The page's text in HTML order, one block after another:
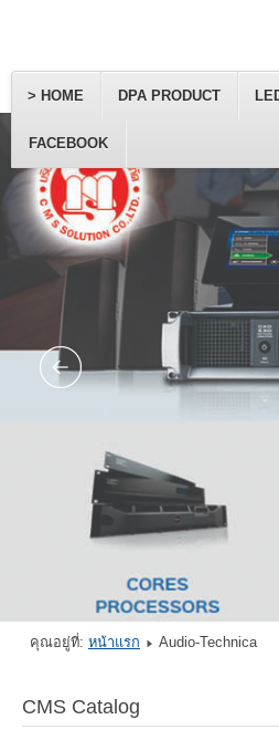
> HOME DPA PRODUCT
FACEBOOK
คุณอยู่ที่: หน้าแรก Audio-Technica
CMS Catalog